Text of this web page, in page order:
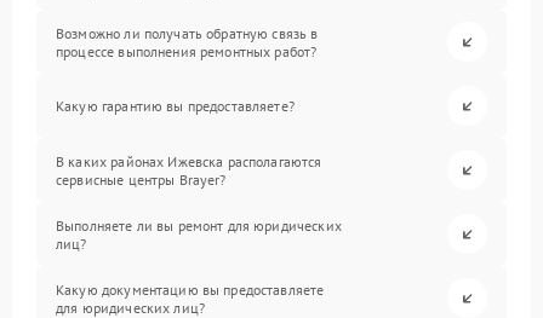
Возможно ли получать обратную связь в
процессе выполнения ремонтных работ?
Какую гарантию вы предоставляете?
В каких районах Ижевска располагаются
сервисные центры Brayer?
Выполняете ли вы ремонт для юридических
лиц?
Какую документацию вы предоставляете
для юридических лиц?